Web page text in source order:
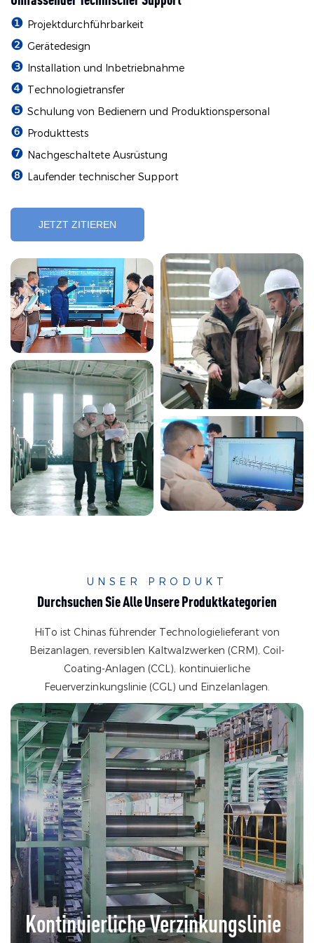
❶ Projektdurchführbarkeit
❷ Gerätedesign
❸ Installation und Inbetriebnahme
❹ Technologietransfer
❺ Schulung von Bedienern und Produktionspersonal
❻ Produkttests
❼ Nachgeschaltete Ausrüstung
❽ Laufender technischer Support
JETZT ZITIEREN
UNSER PRODUKT
Durchsuchen Sie Alle Unsere Produktkategorien
HiTo ist Chinas führender Technologielieferant von
Beizanlagen, reversiblen Kaltwalzwerken (CRM), Coil-
Coating-Anlagen (CCL), kontinuierliche
Feuerverzinkungslinie (CGL) und Einzelanlagen.
Kontinuierliche Verzinkungslinie